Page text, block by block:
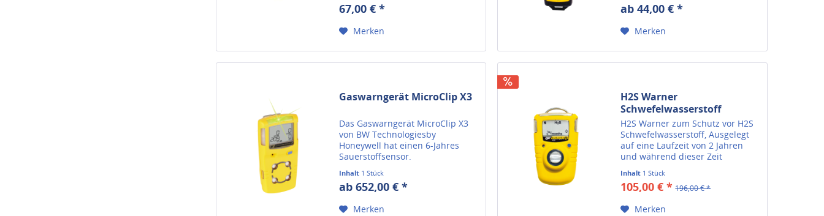
67,00 € *
Merken
ab 44,00 € *
Merken
Gaswarngerät MicroClip X3
Das Gaswarngerät MicroClip X3
von BW Technologiesby
Honeywell hat einen 6-Jahres
Sauerstoffsensor.
Inhalt 1 Stück
ab 652,00 € *
Merken
H2S Warner
Schwefelwasserstoff
H2S Warner zum Schutz vor H2S
Schwefelwasserstoff, Ausgelegt
auf eine Laufzeit von 2 Jahren
und während dieser Zeit
vollkommen wartungsfrei.
Inhalt 1 Stück
105,00 € * 196,00 € *
Merken